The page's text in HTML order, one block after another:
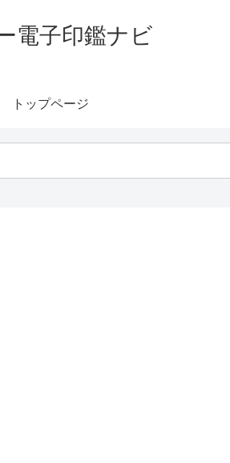
電子印鑑ナビ
トップページ